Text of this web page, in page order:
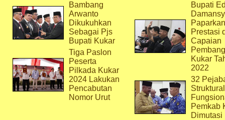
Bambang
Arwanto
Dikukuhkan
Sebagai Pjs
Bupati Kukar
Tiga Paslon
Peserta
Pilkada Kukar
2024 Lakukan
Pencabutan
Nomor Urut
Bupati
Paparkan
Prestasi
Capaian
Kukar
2022
32
Pemkab
Dimutasi